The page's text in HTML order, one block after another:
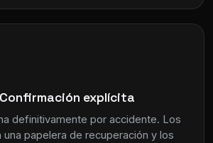
explícita
definitivamente por accidente. Los
una papelera de recuperación y los